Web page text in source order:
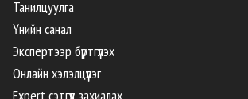
Танилцуулга
Үнийн санал
Экспертээр бүртгүүлэх
Онлайн хэлэлцүүлэг